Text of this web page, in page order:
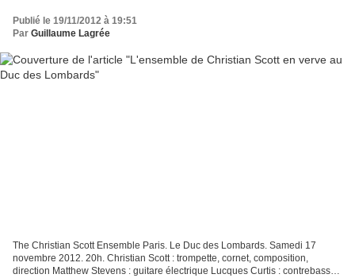
Publié le 19/11/2012 à 19:51
Par Guillaume Lagrée
The Christian Scott Ensemble Paris. Le Duc des Lombards. Samedi 17
novembre 2012. 20h. Christian Scott : trompette, cornet, composition,
direction Matthew Stevens : guitare électrique Lucques Curtis : contrebasse